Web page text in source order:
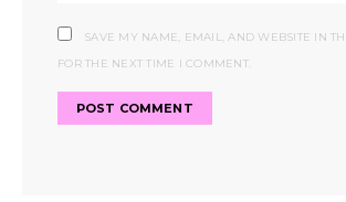
SAVE MY NAME, EMAIL, AND WEBSITE IN
FOR THE NEXT TIME I COMMENT.